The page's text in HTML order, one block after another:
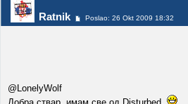
Ratnik Poslao: 26 Okt 2009 18:32
@LonelyWolf